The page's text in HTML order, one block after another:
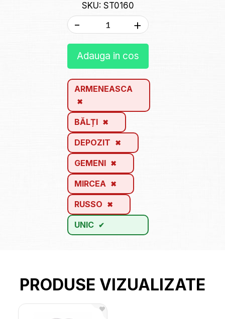
SKU: ST0160
- +
Adauga in cos
ARMENEASCA
BĂLȚI
DEPOZIT
GEMENI
MIRCEA
RUSSO
UNIC
PRODUSE VIZUALIZATE